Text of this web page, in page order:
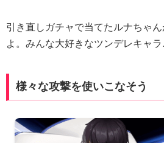
引き直しガチャで当てたルナちゃ
よ。みんな大好きなツンデレキャラ
様々な攻撃を使いこなそう